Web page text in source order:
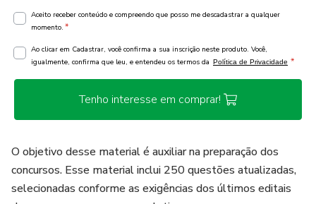
Aceito receber conteúdo e compreendo que posso me descadastrar a qualquer
momento. *
Ao clicar em Cadastrar, você confirma a sua inscrição neste produto. Você,
igualmente, confirma que leu, e entendeu os termos da Política de Privacidade *
Tenho interesse em comprar!
O objetivo desse material é auxiliar na preparação dos
concursos. Esse material inclui 250 questões atualizadas,
selecionadas conforme as exigências dos últimos editais